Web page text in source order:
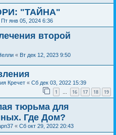
"ТАЙНА"
Пт янв 05, 2024 6:36
второй
« Вт дек 12, 2023 9:50
Кречет « Сб дек 03, 2022 15:39
1 … 16 17 18 19
тюрьма для
Где Дом?
« Сб окт 29, 2022 20:43